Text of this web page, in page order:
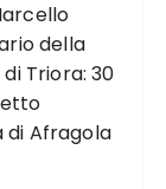
della
Triora: 30
di Afragola